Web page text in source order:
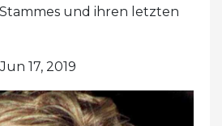
und ihren letzten
17, 2019